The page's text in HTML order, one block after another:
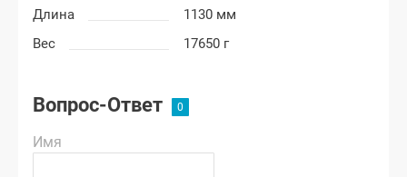
Длина
1130 мм
Вес
17650 г
Вопрос-Ответ
Имя